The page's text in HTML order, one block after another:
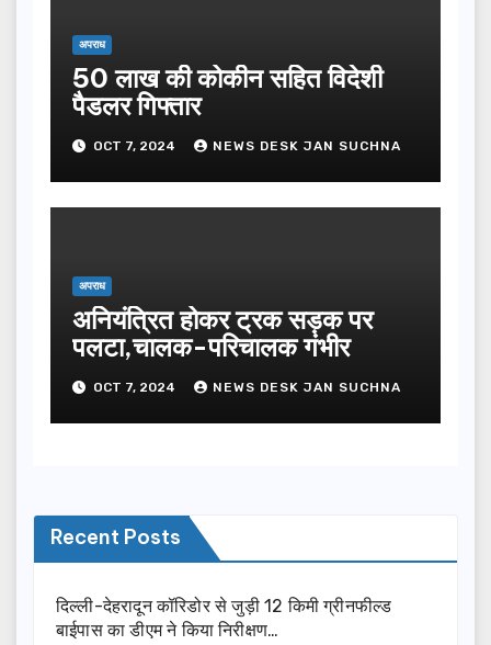
अपराध
50 लाख की कोकीन सहित विदेशी
पैडलर गिफ्तार
OCT 7, 2024 NEWS DESK JAN SUCHNA
अपराध
अनियंत्रित होकर ट्रक सड़क पर
पलटा,चालक-परिचालक गंभीर
OCT 7, 2024 NEWS DESK JAN SUCHNA
Recent Posts
दिल्ली-देहरादून कॉरिडोर से जुड़ी 12 किमी ग्रीनफील्ड
बाईपास का डीएम ने किया निरीक्षण…